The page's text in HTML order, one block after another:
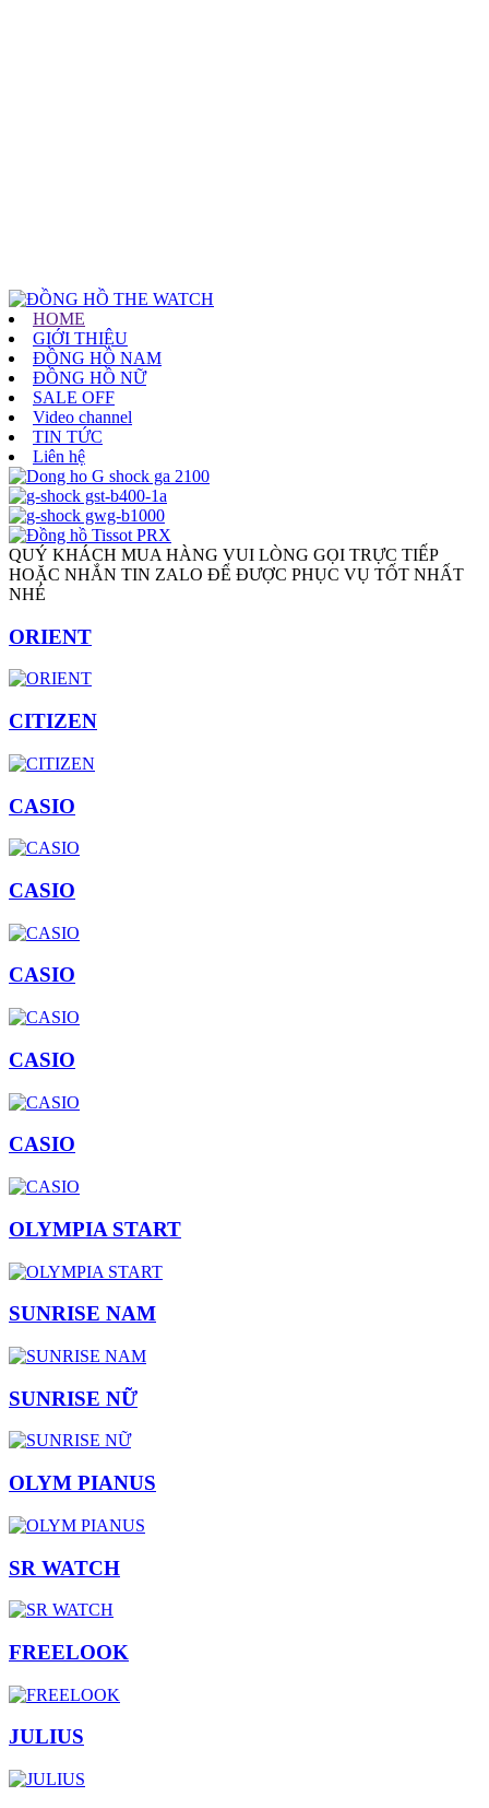
HOME
GIỚI THIỆU
ĐỒNG HỒ NAM
ĐỒNG HỒ NỮ
SALE OFF
Video channel
TIN TỨC
Liên hệ
QUÝ KHÁCH MUA HÀNG VUI LÒNG GỌI TRỰC TIẾP
HOẶC NHẮN TIN ZALO ĐỂ ĐƯỢC PHỤC VỤ TỐT NHẤT
NHÉ
ORIENT
CITIZEN
CASIO
CASIO
CASIO
CASIO
CASIO
OLYMPIA START
SUNRISE NAM
SUNRISE NỮ
OLYM PIANUS
SR WATCH
FREELOOK
JULIUS